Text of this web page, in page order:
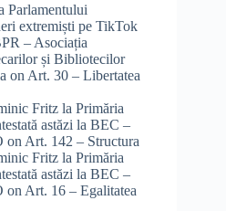
Parlamentului
extremiști pe TikTok
– Asociația
și Bibliotecilor
on Art. 30 – Libertatea
Fritz la Primăria
astăzi la BEC –
on Art. 142 – Structura
Fritz la Primăria
astăzi la BEC –
on Art. 16 – Egalitatea